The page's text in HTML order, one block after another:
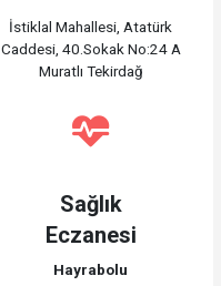
İstiklal Mahallesi, Atatürk
Caddesi, 40.Sokak No:24 A
Muratlı Tekirdağ
Sağlık
Eczanesi
Hayrabolu